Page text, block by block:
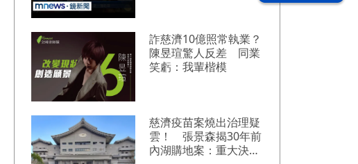
詐慈濟10億照常執業？
陳昱瑄驚人反差 同業
笑虧：我輩楷模
慈濟疫苗案燒出治理疑
雲！ 張景森揭30年前
內湖購地案：重大決策